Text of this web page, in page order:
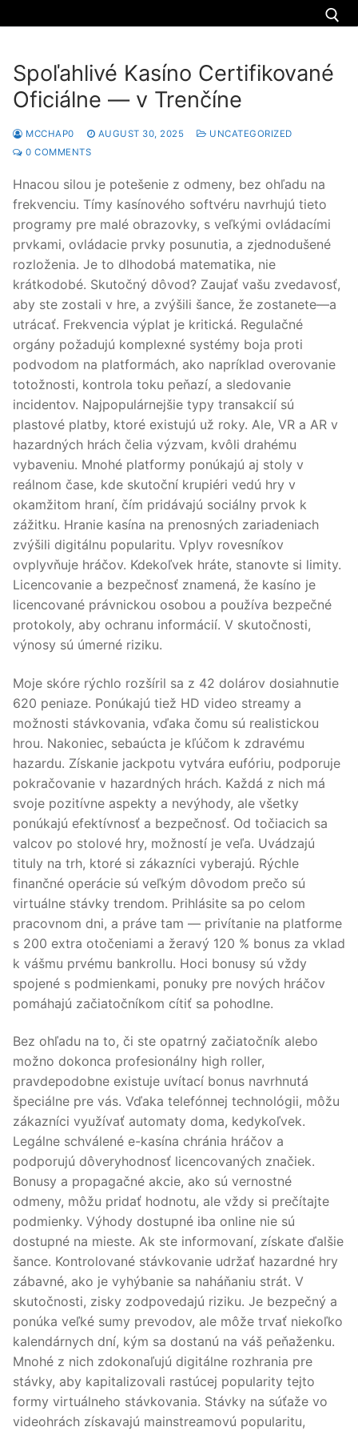
About us
Nigeria
Zimbabwe
Torah teachings
Donate
Donation
Contact us
Spoľahlivé Kasíno Certifikované
Oficiálne — v Trenčíne
MCCHAP0 AUGUST 30, 2025
UNCATEGORIZED
0 COMMENTS
Hnacou silou je potešenie z odmeny, bez ohľadu na
frekvenciu. Tímy kasínového softvéru navrhujú tieto
programy pre malé obrazovky, s veľkými ovládacími
prvkami, ovládacie prvky posunutia, a zjednodušené
rozloženia. Je to dlhodobá matematika, nie
krátkodobé. Skutočný dôvod? Zaujať vašu zvedavosť,
aby ste zostali v hre, a zvýšili šance, že zostanete—a
utrácať. Frekvencia výplat je kritická. Regulačné
orgány požadujú komplexné systémy boja proti
podvodom na platformách, ako napríklad overovanie
totožnosti, kontrola toku peňazí, a sledovanie
incidentov. Najpopulárnejšie typy transakcií sú
plastové platby, ktoré existujú už roky. Ale, VR a AR v
hazardných hrách čelia výzvam, kvôli drahému
vybaveniu. Mnohé platformy ponúkajú aj stoly v
reálnom čase, kde skutoční krupiéri vedú hry v
okamžitom hraní, čím pridávajú sociálny prvok k
zážitku. Hranie kasína na prenosných zariadeniach
zvýšili digitálnu popularitu. Vplyv rovesníkov
ovplyvňuje hráčov. Kdekoľvek hráte, stanovte si limity.
Licencovanie a bezpečnosť znamená, že kasíno je
licencované právnickou osobou a používa bezpečné
protokoly, aby ochranu informácií. V skutočnosti,
výnosy sú úmerné riziku.
Moje skóre rýchlo rozšíril sa z 42 dolárov dosiahnutie
620 peniaze. Ponúkajú tiež HD video streamy a
možnosti stávkovania, vďaka čomu sú realistickou
hrou. Nakoniec, sebaúcta je kľúčom k zdravému
hazardu. Získanie jackpotu vytvára eufóriu, podporuje
pokračovanie v hazardných hrách. Každá z nich má
svoje pozitívne aspekty a nevýhody, ale všetky
ponúkajú efektívnosť a bezpečnosť. Od točiacich sa
valcov po stolové hry, možností je veľa. Uvádzajú
tituly na trh, ktoré si zákazníci vyberajú. Rýchle
finančné operácie sú veľkým dôvodom prečo sú
virtuálne stávky trendom. Prihlásite sa po celom
pracovnom dni, a práve tam — privítanie na platforme
s 200 extra otočeniami a žeravý 120 % bonus za vklad
k vášmu prvému bankrollu. Hoci bonusy sú vždy
spojené s podmienkami, ponuky pre nových hráčov
pomáhajú začiatočníkom cítiť sa pohodlne.
Bez ohľadu na to, či ste opatrný začiatočník alebo
možno dokonca profesionálny high roller,
pravdepodobne existuje uvítací bonus navrhnutá
špeciálne pre vás. Vďaka telefónnej technológii, môžu
zákazníci využívať automaty doma, kedykoľvek.
Legálne schválené e-kasína chránia hráčov a
podporujú dôveryhodnosť licencovaných značiek.
Bonusy a propagačné akcie, ako sú vernostné
odmeny, môžu pridať hodnotu, ale vždy si prečítajte
podmienky. Výhody dostupné iba online nie sú
dostupné na mieste. Ak ste informovaní, získate ďalšie
šance. Kontrolované stávkovanie udržať hazardné hry
zábavné, ako je vyhýbanie sa naháňaniu strát. V
skutočnosti, zisky zodpovedajú riziku. Je bezpečný a
ponúka veľké sumy prevodov, ale môže trvať niekoľko
kalendárnych dní, kým sa dostanú na váš peňaženku.
Mnohé z nich zdokonaľujú digitálne rozhrania pre
stávky, aby kapitalizovali rastúcej popularity tejto
formy virtuálneho stávkovania. Stávky na súťaže vo
videohrách získavajú mainstreamovú popularitu,